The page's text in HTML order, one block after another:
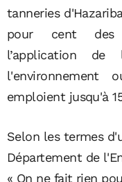
tanneries
pour cent des
l’application
l'environnement
emploient jusqu'à
Selon les termes
Département de
« On ne fait rien